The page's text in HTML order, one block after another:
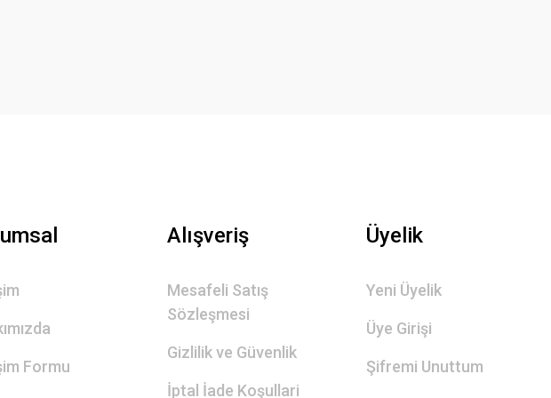
Formu
Alışveriş
Mesafeli Satış
Sözleşmesi
Gizlilik ve Güvenlik
İptal İade Koşullari
Üyelik
Yeni Üyelik
Üye Girişi
Şifremi Unuttum